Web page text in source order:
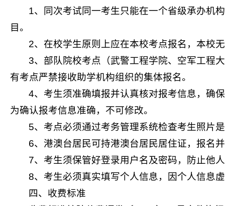
1、同次考试同一考生只能在一个省级承办机
目。
2、在校学生原则上应在本校考点报名，本校
3、部队院校考点（武警工程学院、空军工程
有考点严禁接收助学机构组织的集体报名。
4、考生须准确填报并认真核对报考信息，确
为确认报考信息准确， 不可修改。
5、考点必须通过考务管理系统检查考生照片
6、港澳台居民可持港澳台居民居住证，报名
7、考生须保管好登录用户名及密码，防止他
8、考生必须真实填写个人信息，因个人信息
四、收费标准